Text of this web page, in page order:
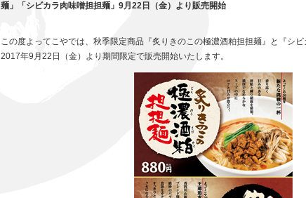
麺」「シビカラ肉味噌担担麺」9月22日（金）より販売開始
この度よってこやでは、秋季限定商品『炙りきのこの極濃酒粕担担麺』と『シ
2017年9月22日（金）より期間限定で販売開始いたします。